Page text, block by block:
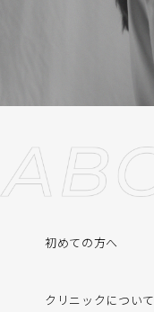
初めての方へ
クリニックについて